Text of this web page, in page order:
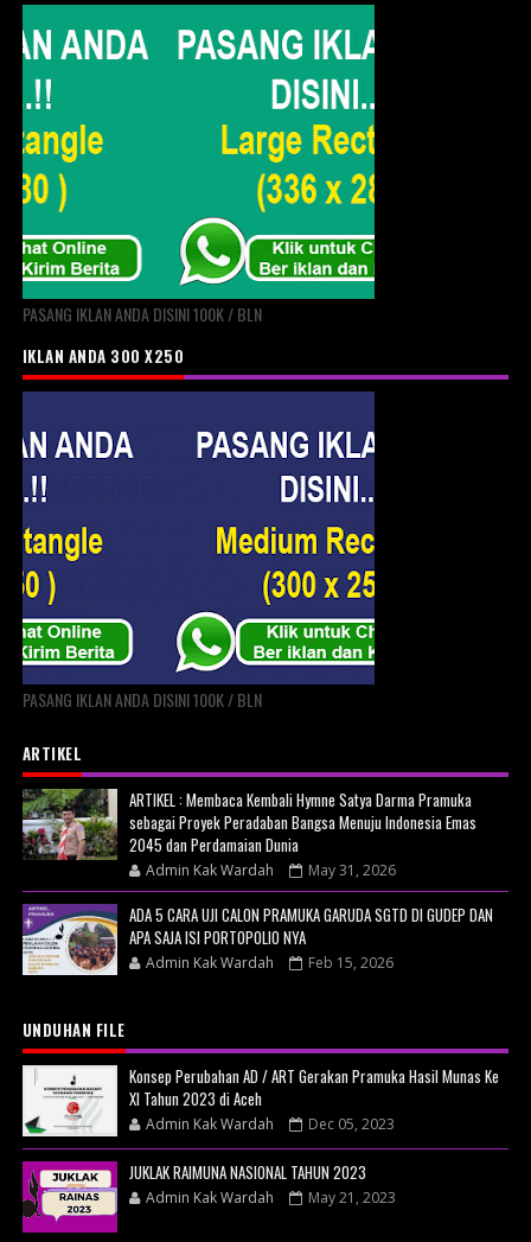
PASANG IKLAN ANDA DISINI 100K / BLN
IKLAN ANDA 300 X250
PASANG IKLAN ANDA DISINI 100K / BLN
ARTIKEL
ARTIKEL : Membaca Kembali Hymne Satya Darma Pramuka
sebagai Proyek Peradaban Bangsa Menuju Indonesia Emas
2045 dan Perdamaian Dunia
Admin Kak Wardah May 31, 2026
ADA 5 CARA UJI CALON PRAMUKA GARUDA SGTD DI GUDEP DAN
APA SAJA ISI PORTOPOLIO NYA
Admin Kak Wardah Feb 15, 2026
UNDUHAN FILE
Konsep Perubahan AD / ART Gerakan Pramuka Hasil Munas Ke
XI Tahun 2023 di Aceh
Admin Kak Wardah Dec 05, 2023
JUKLAK RAIMUNA NASIONAL TAHUN 2023
Admin Kak Wardah May 21, 2023